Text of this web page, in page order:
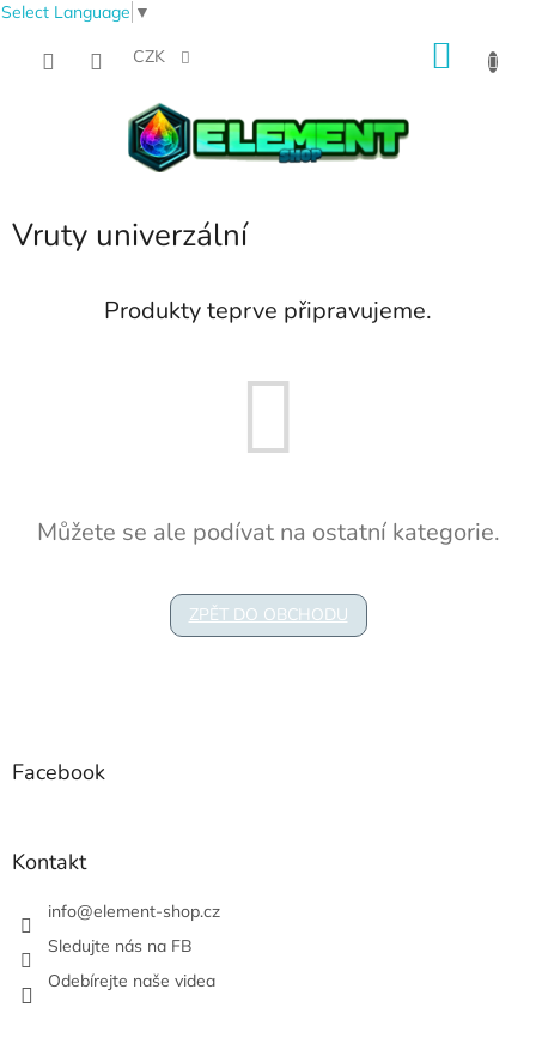
Select Language ▼
CZK
Vruty univerzální
Produkty teprve připravujeme.
Můžete se ale podívat na ostatní kategorie.
ZPĚT DO OBCHODU
Facebook
Kontakt
info@element-shop.cz
Sledujte nás na FB
Odebírejte naše videa